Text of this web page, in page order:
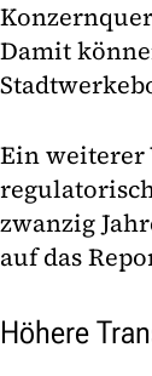
Damit
Ein weiterer
zwanzig
auf das
Höhere